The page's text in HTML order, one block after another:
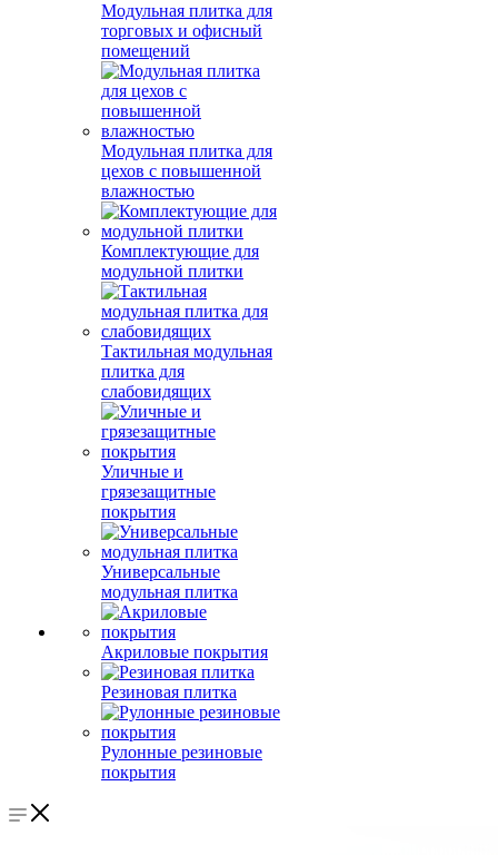
Модульная плитка для
торговых и офисный
помещений
Модульная плитка для
цехов с повышенной
влажностью
Комплектующие для
модульной плитки
Тактильная модульная
плитка для
слабовидящих
Уличные и
грязезащитные
покрытия
Универсальные
модульная плитка
Акриловые покрытия
Резиновая плитка
Рулонные резиновые
покрытия